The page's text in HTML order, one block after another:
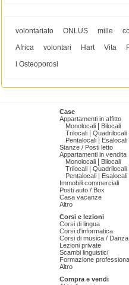
volontariato ONLUS mille
Africa
volontari Hart Vita
l Osteoporosi
Case
Appartamenti in affitto
Monolocali
Bilocali
Trilocali
Quadrilocali
Pentalocali
Esalocali
Stanze / Posti letto
Appartamenti in vendita
Monolocali
Bilocali
Trilocali
Quadrilocali
Pentalocali
Esalocali
Immobili commerciali
Posti auto / Box
Casa vacanze
Altro
Corsi e lezioni
Corsi di lingua
Corsi d'informatica
Corsi di musica /
Lezioni private
Scambi linguistici
Formazione
Altro
Compra e vendi